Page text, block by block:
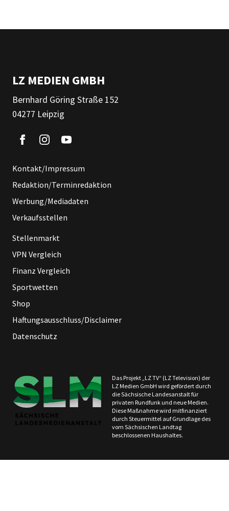
LZ MEDIEN GMBH
Bernhard Göring Straße 152
04277 Leipzig
Kontakt/Impressum
Redaktion/Terminredaktion
Werbung/Mediadaten
Verkaufsstellen
Stellenmarkt
VPN Vergleich
Finanz Vergleich
Sportwetten
Shop
Haftungsausschluss/Disclaimer
Datenschutz
Das Projekt „LZ TV“ (LZ Television) der
LZ Medien GmbH wird gefördert durch
die Sächsische Landesanstalt für
privaten Rundfunk und neue Medien.
Diese Maßnahme wird mitfinanziert
durch Steuermittel auf Grundlage des
vom Sächsischen Landtag
beschlossenen Haushaltes.